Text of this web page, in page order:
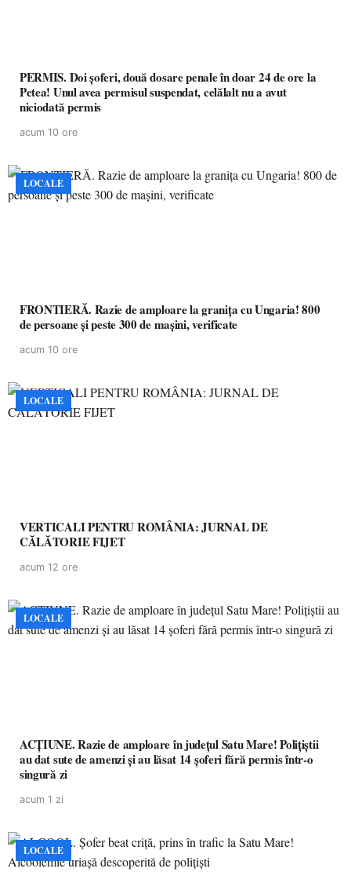
PERMIS. Doi șoferi, două dosare penale în doar 24 de ore la
Petea! Unul avea permisul suspendat, celălalt nu a avut
niciodată permis
acum 10 ore
LOCALE
FRONTIERĂ. Razie de amploare la granița cu Ungaria! 800
de persoane și peste 300 de mașini, verificate
acum 10 ore
LOCALE
VERTICALI PENTRU ROMÂNIA: JURNAL DE
CĂLĂTORIE FIJET
acum 12 ore
LOCALE
ACȚIUNE. Razie de amploare în județul Satu Mare! Polițiștii
au dat sute de amenzi și au lăsat 14 șoferi fără permis într-o
singură zi
acum 1 zi
LOCALE